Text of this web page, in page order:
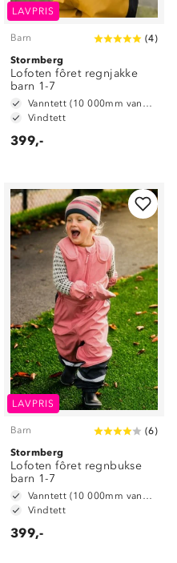
LAVPRIS
Barn (4)
Stormberg
Lofoten fôret regnjakke
barn 1-7
Vanntett (10 000mm vannsøyle)
Vindtett
399,-
LAVPRIS
Barn (6)
Stormberg
Lofoten fôret regnbukse
barn 1-7
Vanntett (10 000mm vannsøyle)
Vindtett
399,-